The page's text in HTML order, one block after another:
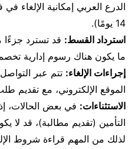
14 يومًا).
استرداد القسط: قد تسترد جزءًا
ما يكون هناك رسوم إدارية
إجراءات الإلغاء: تتم عبر
الموقع الإلكتروني، مع تقديم
الاستثناءات: في بعض الحالات،
التأمين (تقديم مطالبة)، قد لا
لذلك من المهم قراءة شروط